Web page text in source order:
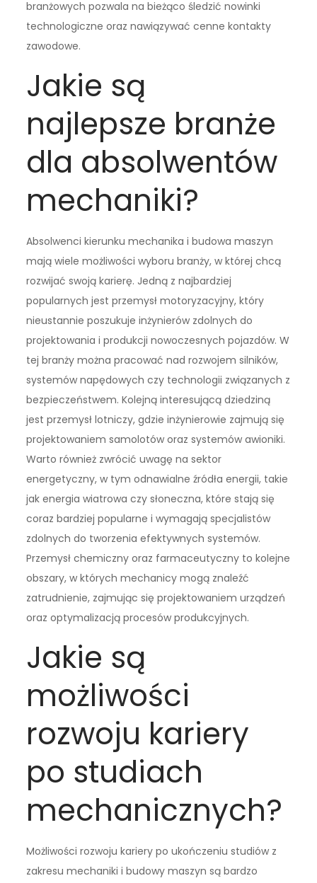
branżowych pozwala na bieżąco śledzić nowinki
technologiczne oraz nawiązywać cenne kontakty
zawodowe.
Jakie są
najlepsze branże
dla absolwentów
mechaniki?
Absolwenci kierunku mechanika i budowa maszyn
mają wiele możliwości wyboru branży, w której chcą
rozwijać swoją karierę. Jedną z najbardziej
popularnych jest przemysł motoryzacyjny, który
nieustannie poszukuje inżynierów zdolnych do
projektowania i produkcji nowoczesnych pojazdów. W
tej branży można pracować nad rozwojem silników,
systemów napędowych czy technologii związanych z
bezpieczeństwem. Kolejną interesującą dziedziną
jest przemysł lotniczy, gdzie inżynierowie zajmują się
projektowaniem samolotów oraz systemów awioniki.
Warto również zwrócić uwagę na sektor
energetyczny, w tym odnawialne źródła energii, takie
jak energia wiatrowa czy słoneczna, które stają się
coraz bardziej popularne i wymagają specjalistów
zdolnych do tworzenia efektywnych systemów.
Przemysł chemiczny oraz farmaceutyczny to kolejne
obszary, w których mechanicy mogą znaleźć
zatrudnienie, zajmując się projektowaniem urządzeń
oraz optymalizacją procesów produkcyjnych.
Jakie są
możliwości
rozwoju kariery
po studiach
mechanicznych?
Możliwości rozwoju kariery po ukończeniu studiów z
zakresu mechaniki i budowy maszyn są bardzo